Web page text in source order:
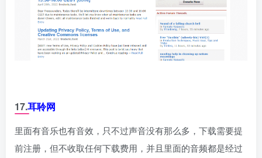
17.耳聆网
里面有音乐也有音效，只不过声音没有那么多，下载需要提
前注册，但不收取任何下载费用，并且里面的音频都是经过